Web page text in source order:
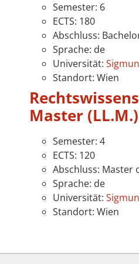
Semester: 6
ECTS: 180
Abschluss:
Sprache: de
Universität:
Standort: Wien
Master (LL.M.)
Semester: 4
ECTS: 120
Abschluss: Master
Sprache: de
Universität:
Standort: Wien